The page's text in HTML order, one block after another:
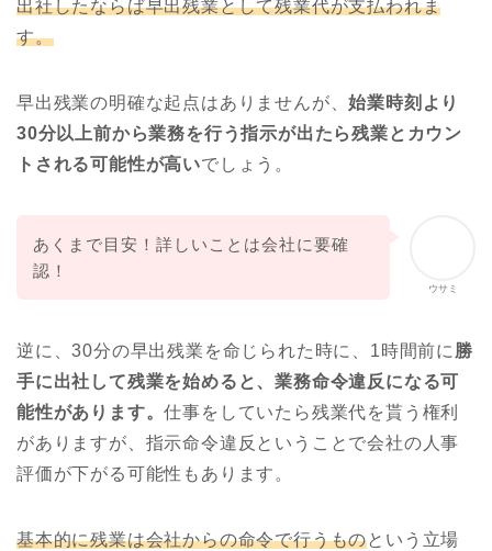
出社したならば早出残業として残業代が支払われま
す。
早出残業の明確な起点はありませんが、始業時刻より
30分以上前から業務を行う指示が出たら残業とカウン
トされる可能性が高いでしょう。
ウサミ
あくまで目安！詳しいことは会社に要確
認！
逆に、30分の早出残業を命じられた時に、1時間前に勝
手に出社して残業を始めると、業務命令違反になる可
能性があります。仕事をしていたら残業代を貰う権利
がありますが、指示命令違反ということで会社の人事
評価が下がる可能性もあります。
基本的に残業は会社からの命令で行うものという立場